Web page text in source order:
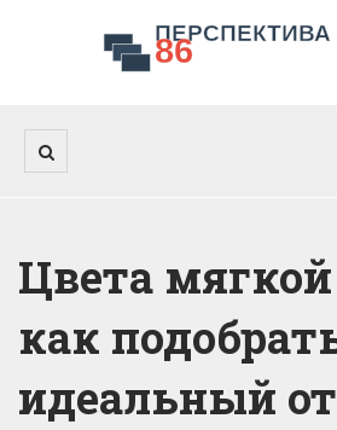
Цвета
как
идеальный